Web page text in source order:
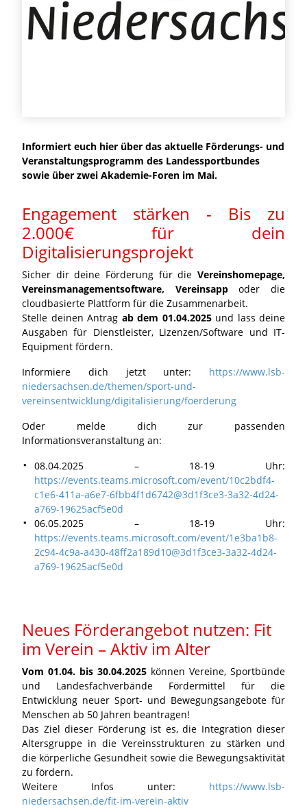
Informiert euch hier über das aktuelle Förderungs- und
Veranstaltungsprogramm des Landessportbundes
sowie über zwei Akademie-Foren im Mai.
Engagement stärken - Bis zu
2.000€ für dein
Digitalisierungsprojekt
Sicher dir deine Förderung für die Vereinshomepage,
Vereinsmanagementsoftware, Vereinsappoder die
cloudbasierte Plattform für die Zusammenarbeit.
Stelle deinen Antrag ab dem 01.04.2025und lass deine
Ausgaben für Dienstleister, Lizenzen/Software und IT-
Equipment fördern.
Informiere dich jetzt unter: https://www.lsb-
niedersachsen.de/themen/sport-und-
vereinsentwicklung/digitalisierung/foerderung
Oder melde dich zur passenden
Informationsveranstaltung an:
08.04.2025 – 18-19 Uhr:
https://events.teams.microsoft.com/event/10c2bdf4-
c1e6-411a-a6e7-6fbb4f1d6742@3d1f3ce3-3a32-4d24-
a769-19625acf5e0d
06.05.2025 – 18-19 Uhr:
https://events.teams.microsoft.com/event/1e3ba1b8-
2c94-4c9a-a430-48ff2a189d10@3d1f3ce3-3a32-4d24-
a769-19625acf5e0d
Neues Förderangebot nutzen: Fit
im Verein – Aktiv im Alter
Vom 01.04. bis 30.04.2025 können Vereine, Sportbünde
und Landesfachverbände Fördermittel für die
Entwicklung neuer Sport- und Bewegungsangebote für
Menschen ab 50 Jahren beantragen!
Das Ziel dieser Förderung ist es, die Integration dieser
Altersgruppe in die Vereinsstrukturen zu stärken und
die körperliche Gesundheit sowie die Bewegungsaktivität
zu fördern.
Weitere Infos unter: https://www.lsb-
niedersachsen.de/fit-im-verein-aktiv